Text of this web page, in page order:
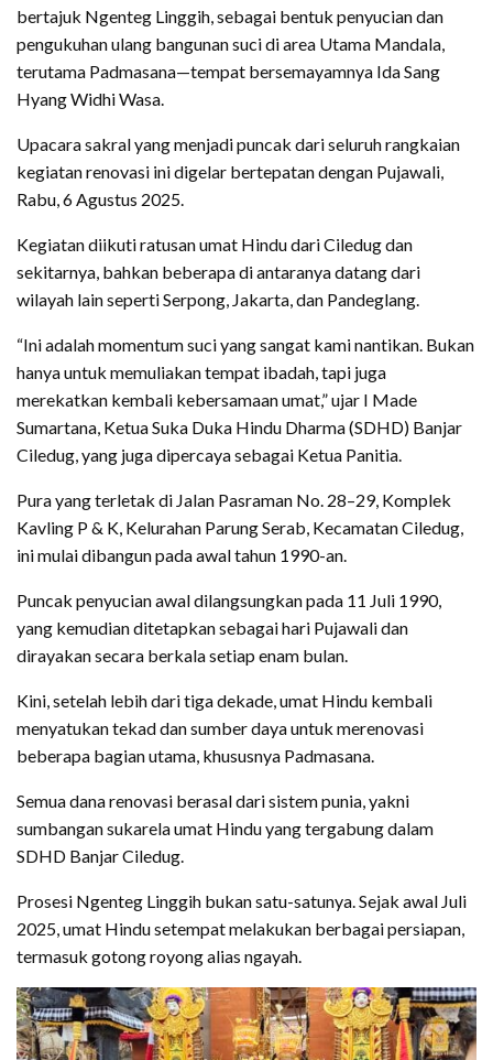
bertajuk Ngenteg Linggih, sebagai bentuk penyucian dan
pengukuhan ulang bangunan suci di area Utama Mandala,
terutama Padmasana—tempat bersemayamnya Ida Sang
Hyang Widhi Wasa.
Upacara sakral yang menjadi puncak dari seluruh rangkaian
kegiatan renovasi ini digelar bertepatan dengan Pujawali,
Rabu, 6 Agustus 2025.
Kegiatan diikuti ratusan umat Hindu dari Ciledug dan
sekitarnya, bahkan beberapa di antaranya datang dari
wilayah lain seperti Serpong, Jakarta, dan Pandeglang.
“Ini adalah momentum suci yang sangat kami nantikan. Bukan
hanya untuk memuliakan tempat ibadah, tapi juga
merekatkan kembali kebersamaan umat,” ujar I Made
Sumartana, Ketua Suka Duka Hindu Dharma (SDHD) Banjar
Ciledug, yang juga dipercaya sebagai Ketua Panitia.
Pura yang terletak di Jalan Pasraman No. 28–29, Komplek
Kavling P & K, Kelurahan Parung Serab, Kecamatan Ciledug,
ini mulai dibangun pada awal tahun 1990-an.
Puncak penyucian awal dilangsungkan pada 11 Juli 1990,
yang kemudian ditetapkan sebagai hari Pujawali dan
dirayakan secara berkala setiap enam bulan.
Kini, setelah lebih dari tiga dekade, umat Hindu kembali
menyatukan tekad dan sumber daya untuk merenovasi
beberapa bagian utama, khususnya Padmasana.
Semua dana renovasi berasal dari sistem punia, yakni
sumbangan sukarela umat Hindu yang tergabung dalam
SDHD Banjar Ciledug.
Prosesi Ngenteg Linggih bukan satu-satunya. Sejak awal Juli
2025, umat Hindu setempat melakukan berbagai persiapan,
termasuk gotong royong alias ngayah.